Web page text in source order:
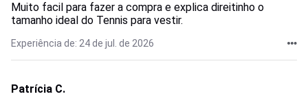
Muito facil para fazer a compra e explica direitinho o
tamanho ideal do Tennis para vestir.
Experiência de: 24 de jul. de 2026
Patrícia C.